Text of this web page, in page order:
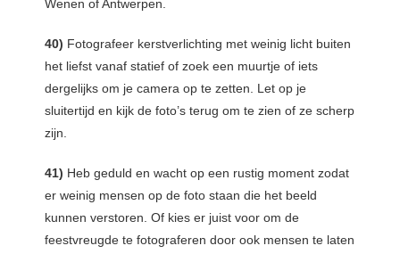
Wenen of Antwerpen.
40) Fotografeer kerstverlichting met weinig licht buiten
het liefst vanaf statief of zoek een muurtje of iets
dergelijks om je camera op te zetten. Let op je
sluitertijd en kijk de foto’s terug om te zien of ze scherp
zijn.
41) Heb geduld en wacht op een rustig moment zodat
er weinig mensen op de foto staan die het beeld
kunnen verstoren. Of kies er juist voor om de
feestvreugde te fotograferen door ook mensen te laten